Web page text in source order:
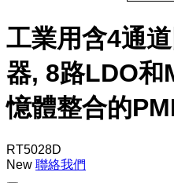
工業用含4通
器, 8路LDO和
憶體整合的
RT5028D
New 聯絡我們